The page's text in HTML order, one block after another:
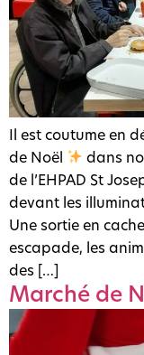
Il est coutume en
de Noël
dans
de l’EHPAD St
devant les
Une sortie en
escapade, les
des […]
Marché de